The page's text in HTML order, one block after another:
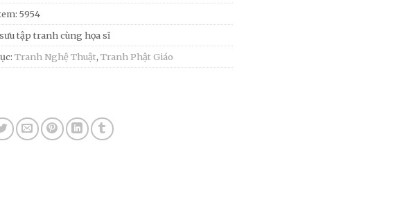
5954
tập tranh cùng họa sĩ
Tranh Nghệ Thuật, Tranh Phật Giáo